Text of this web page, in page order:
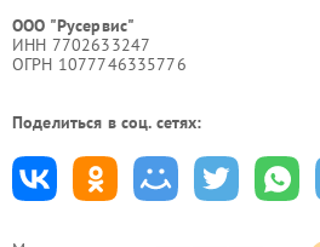
ООО "Русервис"
ИНН 7702633247
ОГРН 1077746335776
Поделиться в соц. сетях: